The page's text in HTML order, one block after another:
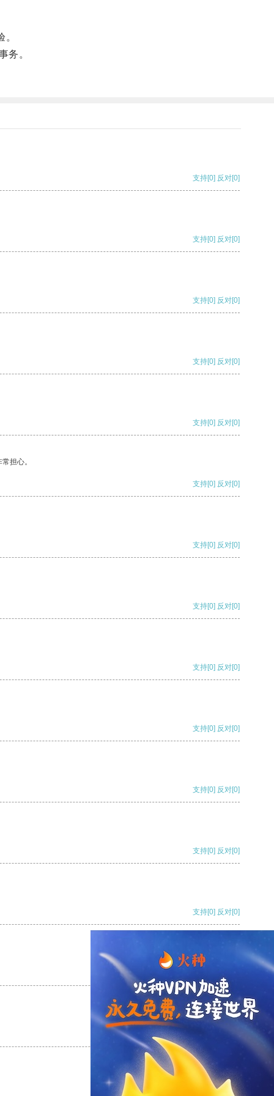
务。
支持[0] 反对[0]
支持[0] 反对[0]
支持[0] 反对[0]
支持[0] 反对[0]
支持[0] 反对[0]
担心。
支持[0] 反对[0]
支持[0] 反对[0]
支持[0] 反对[0]
支持[0] 反对[0]
支持[0] 反对[0]
支持[0] 反对[0]
支持[0] 反对[0]
支持[0] 反对[0]
反对